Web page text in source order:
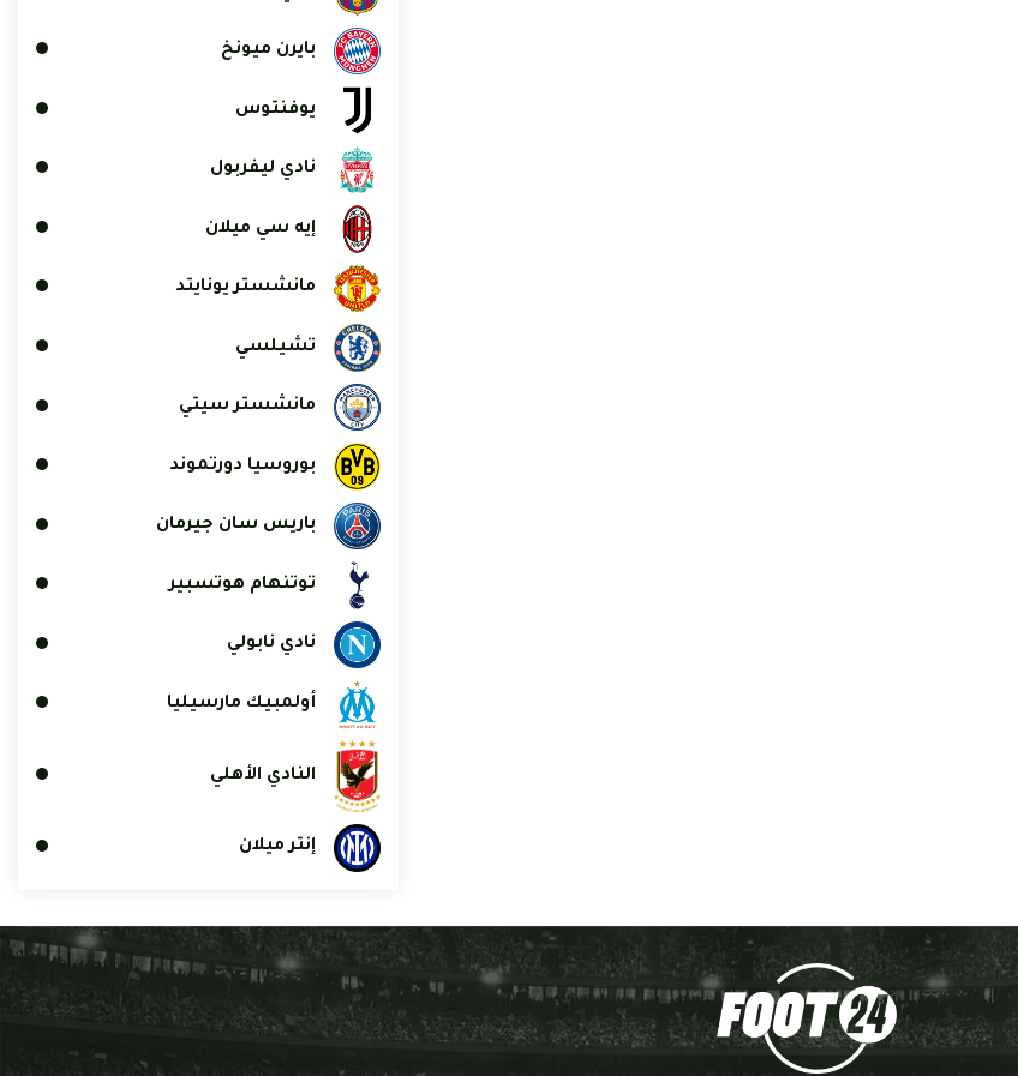
بايرن ميونخ
يوفنتوس
نادي ليفربول
إيه سي ميلان
مانشستر يونايتد
تشيلسي
مانشستر سيتي
بوروسيا دورتموند
باريس سان جيرمان
توتنهام هوتسبير
نادي نابولي
أولمبيك مارسيليا
النادي الأهلي
إنتر ميلان